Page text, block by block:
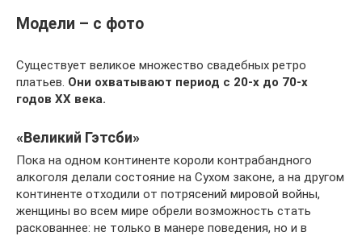
Модели – с фото
Существует великое множество свадебных ретро
платьев. Они охватывают период с 20-х до 70-х
годов XX века.
«Великий Гэтсби»
Пока на одном континенте короли контрабандного
алкоголя делали состояние на Сухом законе, а на другом
континенте отходили от потрясений мировой войны,
женщины во всем мире обрели возможность стать
раскованнее: не только в манере поведения, но и в